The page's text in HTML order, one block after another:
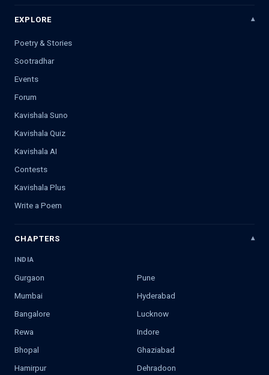
EXPLORE
Poetry & Stories
Sootradhar
Events
Forum
Kavishala Suno
Kavishala Quiz
Kavishala AI
Contests
Kavishala Plus
Write a Poem
CHAPTERS
INDIA
Gurgaon
Pune
Mumbai
Hyderabad
Bangalore
Lucknow
Rewa
Indore
Bhopal
Ghaziabad
Hamirpur
Dehradoon